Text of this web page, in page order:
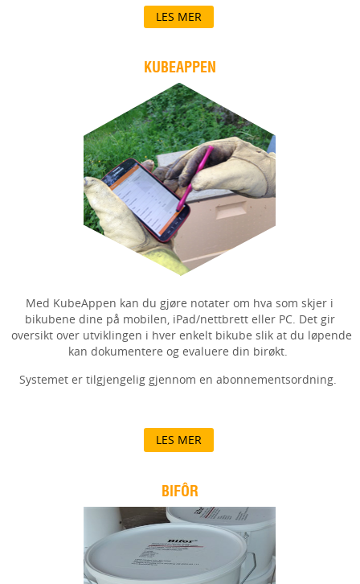
LES MER
KUBEAPPEN
Med KubeAppen kan du gjøre notater om hva som skjer i
bikubene dine på mobilen, iPad/nettbrett eller PC. Det gir
oversikt over utviklingen i hver enkelt bikube slik at du løpende
kan dokumentere og evaluere din birøkt.
Systemet er tilgjengelig gjennom en abonnementsordning.
LES MER
BIFÔR